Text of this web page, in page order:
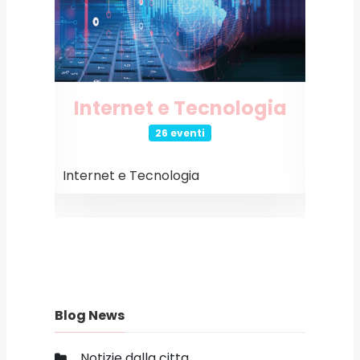
Internet e Tecnologia
26 eventi
Internet e Tecnologia
Blog News